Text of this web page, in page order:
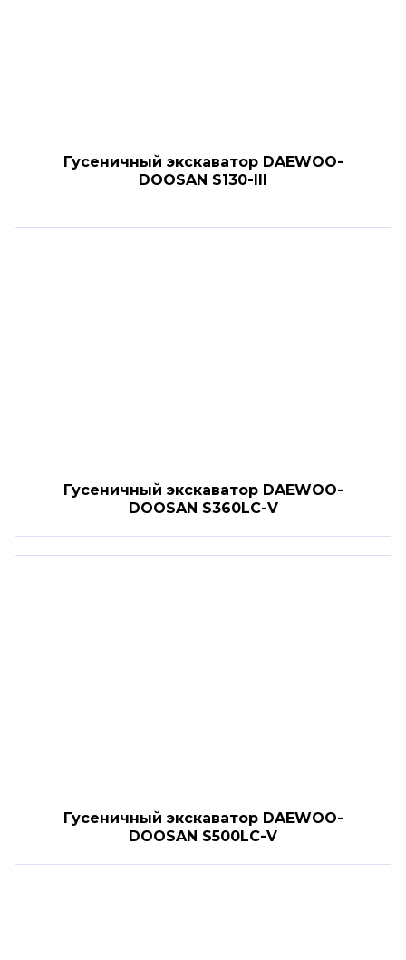
Гусеничный экскаватор DAEWOO-
DOOSAN S130-III
Гусеничный экскаватор DAEWOO-
DOOSAN S360LC-V
Гусеничный экскаватор DAEWOO-
DOOSAN S500LC-V